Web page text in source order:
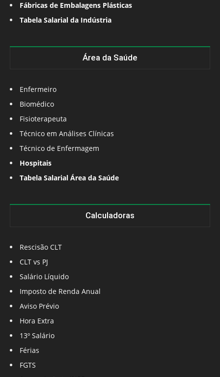
Fábricas de Embalagens Plásticas
Tabela Salarial da Indústria
Área da Saúde
Enfermeiro
Biomédico
Fisioterapeuta
Técnico em Análises Clínicas
Técnico de Enfermagem
Hospitais
Tabela Salarial Área da Saúde
Calculadoras
Rescisão CLT
CLT vs PJ
Salário Líquido
Imposto de Renda Anual
Aviso Prévio
Hora Extra
13º Salário
Férias
FGTS